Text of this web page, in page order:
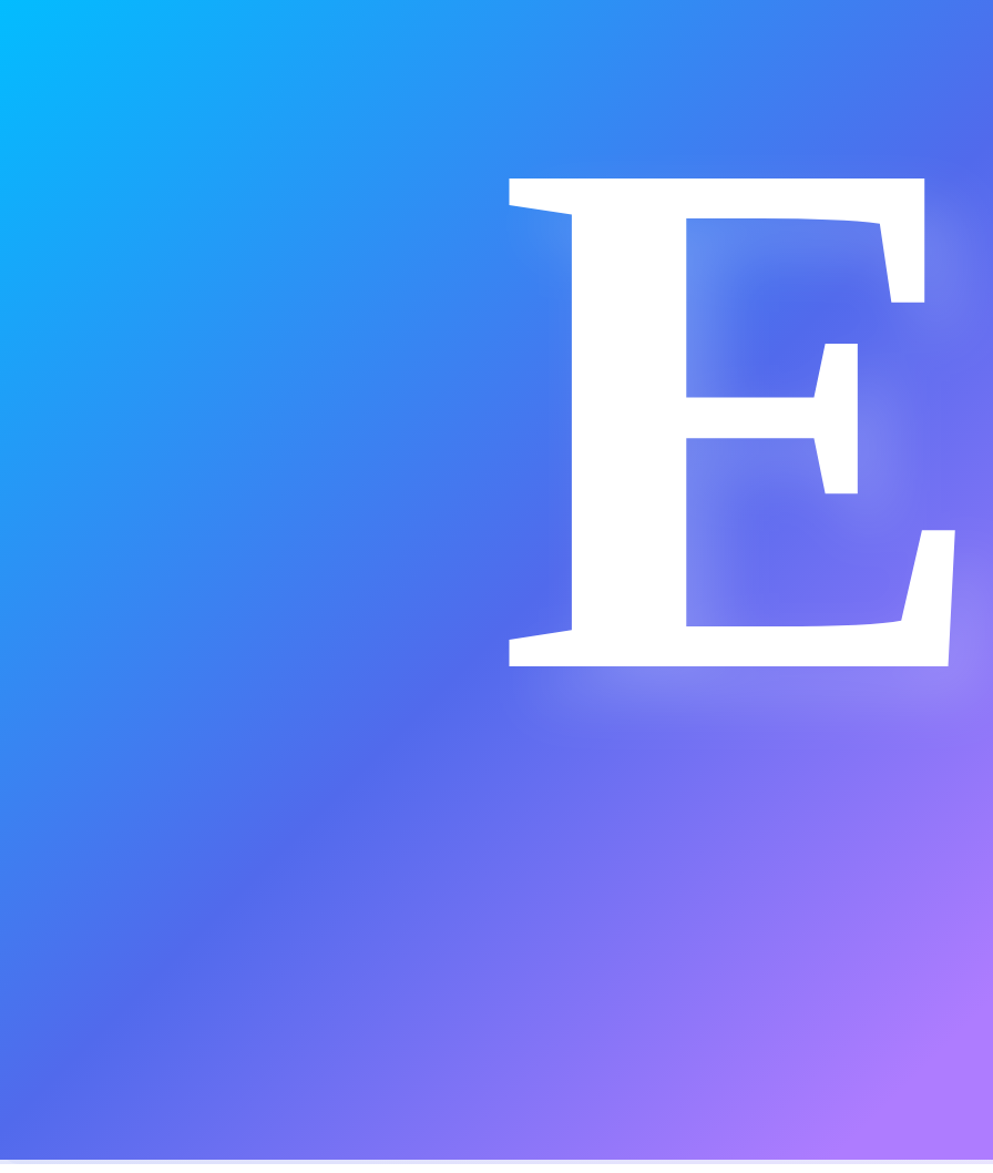
E